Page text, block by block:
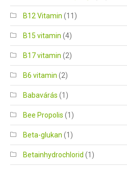
B12 Vitamin (11)
B15 vitamin (4)
B17 vitamin (2)
B6 vitamin (2)
Babavárás (1)
Bee Propolis (1)
Beta-glukan (1)
Betainhydrochlorid (1)